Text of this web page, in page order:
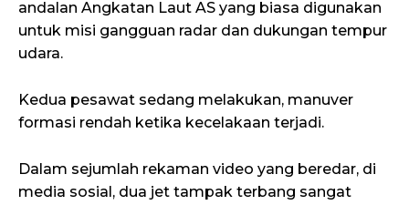
andalan Angkatan Laut AS yang biasa digunakan
untuk misi gangguan radar dan dukungan tempur
udara.
Kedua pesawat sedang melakukan, manuver
formasi rendah ketika kecelakaan terjadi.
Dalam sejumlah rekaman video yang beredar, di
media sosial, dua jet tampak terbang sangat